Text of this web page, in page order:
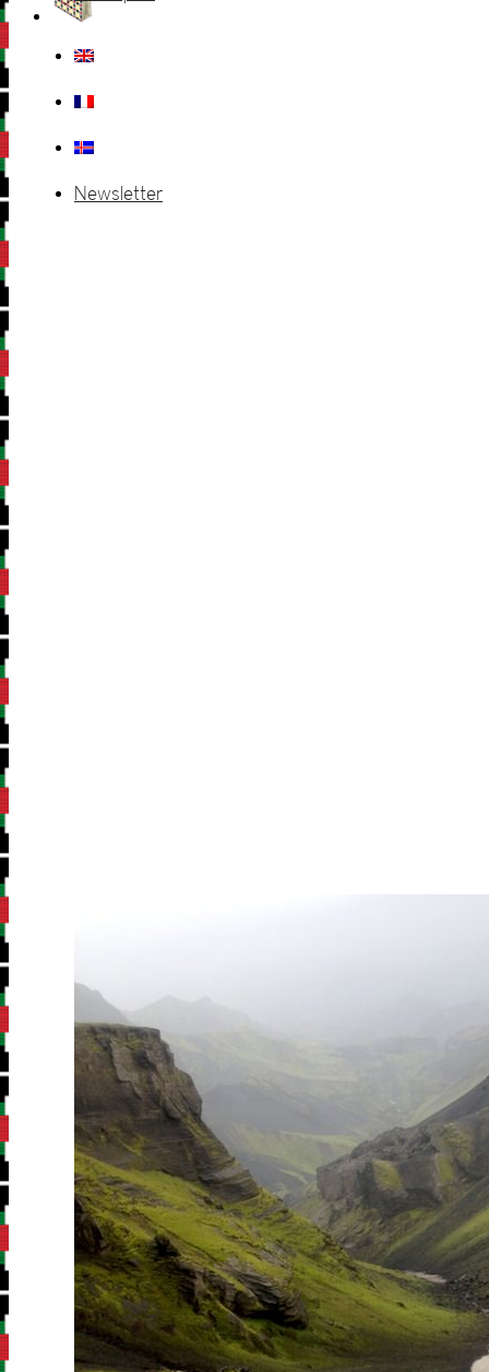
Newsletter